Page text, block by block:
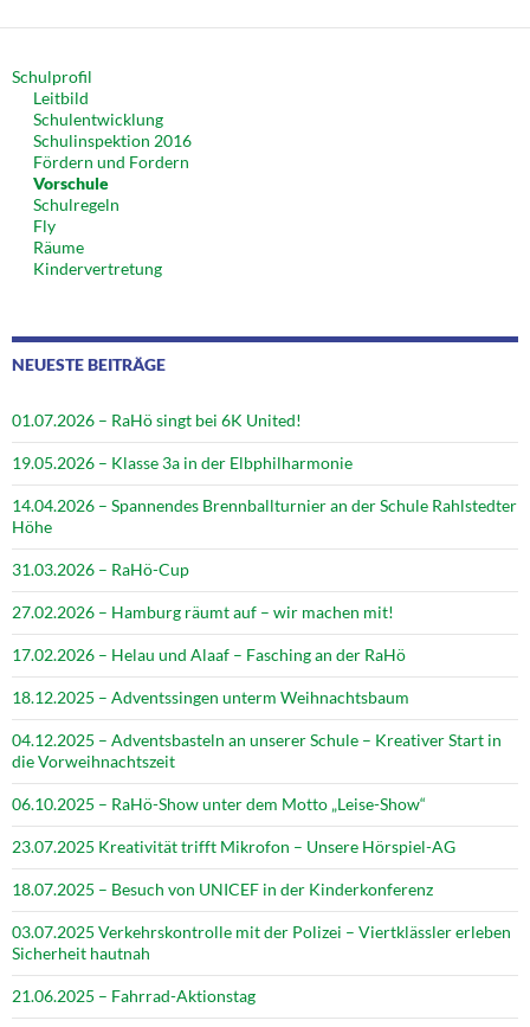
Schulprofil
Leitbild
Schulentwicklung
Schulinspektion 2016
Fördern und Fordern
Vorschule
Schulregeln
Fly
Räume
Kindervertretung
NEUESTE BEITRÄGE
01.07.2026 – RaHö singt bei 6K United!
19.05.2026 – Klasse 3a in der Elbphilharmonie
14.04.2026 – Spannendes Brennballturnier an der Schule Rahlstedter
Höhe
31.03.2026 – RaHö-Cup
27.02.2026 – Hamburg räumt auf – wir machen mit!
17.02.2026 – Helau und Alaaf – Fasching an der RaHö
18.12.2025 – Adventssingen unterm Weihnachtsbaum
04.12.2025 – Adventsbasteln an unserer Schule – Kreativer Start in
die Vorweihnachtszeit
06.10.2025 – RaHö-Show unter dem Motto „Leise-Show“
23.07.2025 Kreativität trifft Mikrofon – Unsere Hörspiel-AG
18.07.2025 – Besuch von UNICEF in der Kinderkonferenz
03.07.2025 Verkehrskontrolle mit der Polizei – Viertklässler erleben
Sicherheit hautnah
21.06.2025 – Fahrrad-Aktionstag